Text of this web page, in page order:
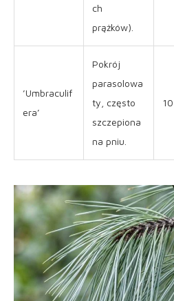
ch
prążków).
’Umbraculif
era’
Pokrój
parasolowa
ty, często
szczepiona
na pniu.